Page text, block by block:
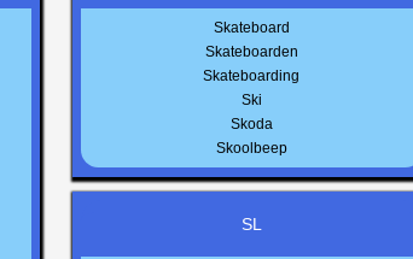
Skateboard
Skateboarden
Skateboarding
Ski
Skoda
Skoolbeep
SL